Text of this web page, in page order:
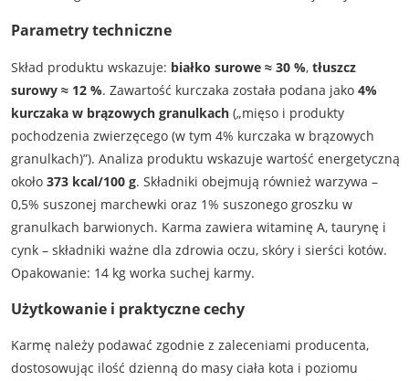
Parametry techniczne
Skład produktu wskazuje: białko surowe ≈ 30 %, tłuszcz
surowy ≈ 12 %. Zawartość kurczaka została podana jako 4%
kurczaka w brązowych granulkach(„mięso i produkty
pochodzenia zwierzęcego (w tym 4% kurczaka w brązowych
granulkach)”). Analiza produktu wskazuje wartość energetyczną
około 373 kcal/100 g. Składniki obejmują również warzywa –
0,5% suszonej marchewki oraz 1% suszonego groszku w
granulkach barwionych. Karma zawiera witaminę A, taurynę i
cynk – składniki ważne dla zdrowia oczu, skóry i sierści kotów.
Opakowanie: 14 kg worka suchej karmy.
Użytkowanie i praktyczne cechy
Karmę należy podawać zgodnie z zaleceniami producenta,
dostosowując ilość dzienną do masy ciała kota i poziomu